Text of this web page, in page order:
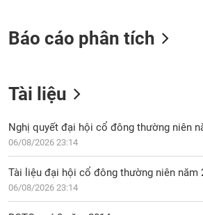
Báo cáo phân tích
Tài liệu
Nghị quyết đại hội cổ đông thường niên
06/08/2026 23:14
Tài liệu đại hội cổ đông thường niên năm
06/08/2026 23:14